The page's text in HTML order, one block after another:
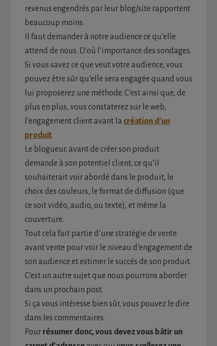
revenus engendrés par leur blog/site rapportent
beaucoup moins.
Il faut demander à notre audience ce qu’elle
attend de nous. D’où l’importance des sondages.
Si vous savez ce que veut votre audience, vous
pouvez être sûr qu’elle sera engagée quand vous
lui proposerez une méthode. C’est ainsi que, de
plus en plus, vous constaterez sur le web,
l’engagement client avant la création d’un
produit.
Le blogueur, avant de créer son produit
demande à son potentiel client, ce qu’il
souhaiterait voir abordé dans le produit, le
choix des couleurs, le format de diffusion (que
ce soit vidéo, audio, ou texte), et même la
couverture.
Tout cela fait partie d’une stratégie de vente
avant vente pour voir le niveau d’engagement de
son audience et estimer le succès de son produit.
C’est un autre sujet que nous pourrons aborder
dans un prochain post.
Si ça vous intéresse bien sûr, vous pouvez le dire
dans les commentaires.
Pourrésumer donc, vous devez vous bâtir un